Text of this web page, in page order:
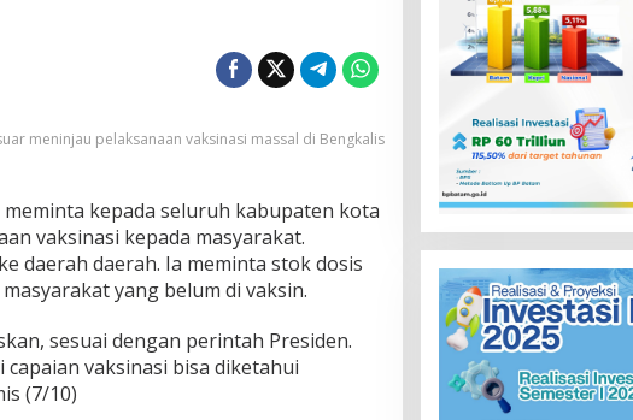
meninjau pelaksanaan vaksinasi massal di Bengkalis
meminta kepada seluruh kabupaten kota
vaksinasi kepada masyarakat.
daerah daerah. Ia meminta stok dosis
yang belum di vaksin.
sesuai dengan perintah Presiden.
vaksinasi bisa diketahui
(7/10)